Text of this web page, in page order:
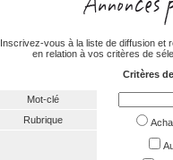
Inscrivez-vous à la liste de diffusion et
en relation à vos critères de
Critères
Mot-clé
Rubrique